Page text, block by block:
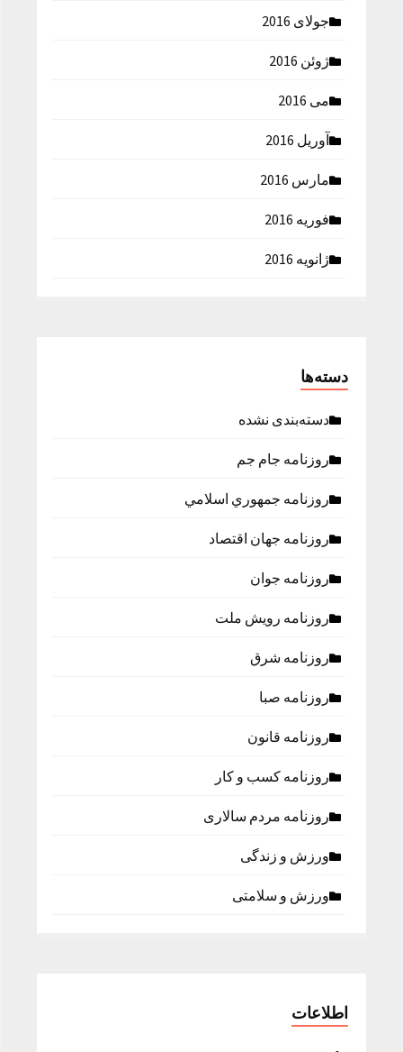
جولای 2016
ژوئن 2016
می 2016
آوریل 2016
مارس 2016
فوریه 2016
ژانویه 2016
دسته‌ها
دسته‌بندی نشده
روزنامه جام جم
روزنامه جمهوري اسلامي
روزنامه جهان اقتصاد
روزنامه جوان
روزنامه رویش ملت
روزنامه شرق
روزنامه صبا
روزنامه قانون
روزنامه كسب و كار
روزنامه مردم سالاری
ورزش و زندگی
ورزش و سلامتی
اطلاعات